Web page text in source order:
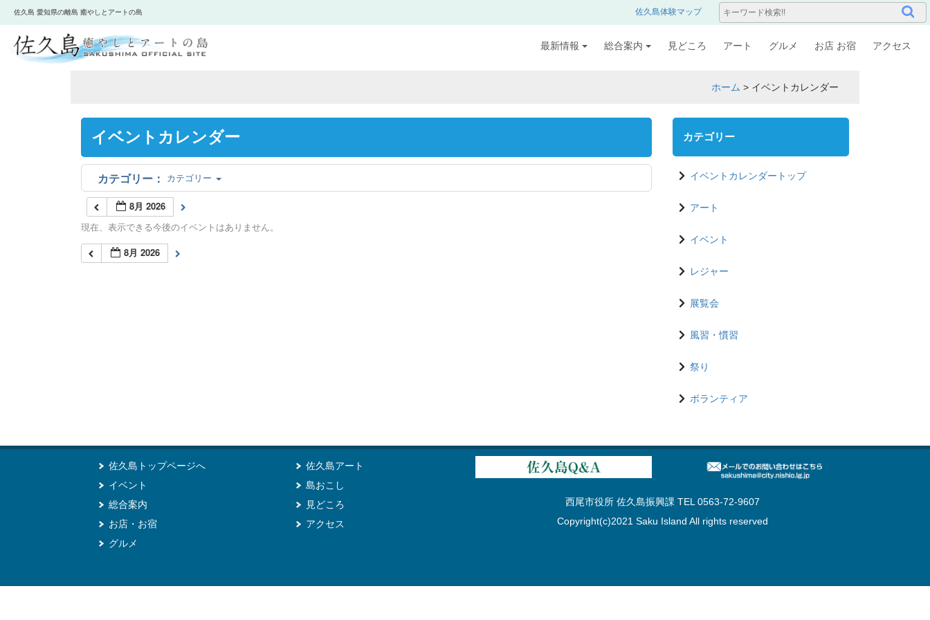
佐久島 愛知県の離島 癒やしとアートの島 佐久島体験マップ
最新情報 総合案内 見どころ アート グルメ お店 お宿 アクセス
ホーム > イベントカレンダー
イベントカレンダー
カテゴリー
8月 2026
現在、表示できる今後のイベントはありません。
8月 2026
カテゴリー
イベントカレンダートップ
アート
イベント
レジャー
展覧会
風習・慣習
祭り
ボランティア
佐久島トップページへ
イベント
総合案内
お店・お宿
グルメ
佐久島アート
島おこし
見どころ
アクセス
西尾市役所 佐久島振興課 TEL 0563-72-9607
Copyright(c)2021 Saku Island All rights reserved